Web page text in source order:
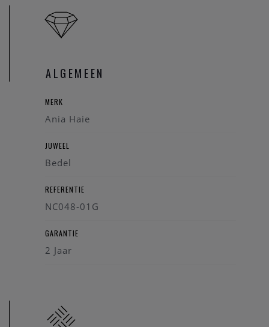
atelier
zaak, alsook kunnen we juwelen uittekenen naar uw wens
ALGEMEEN
MERK
Ania Haie
JUWEEL
Bedel
REFERENTIE
NC048-01G
GARANTIE
2 Jaar